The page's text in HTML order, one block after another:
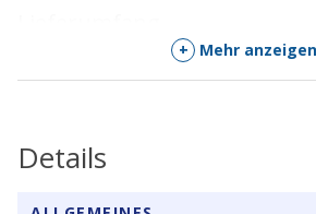
+ Mehr anzeigen
Details